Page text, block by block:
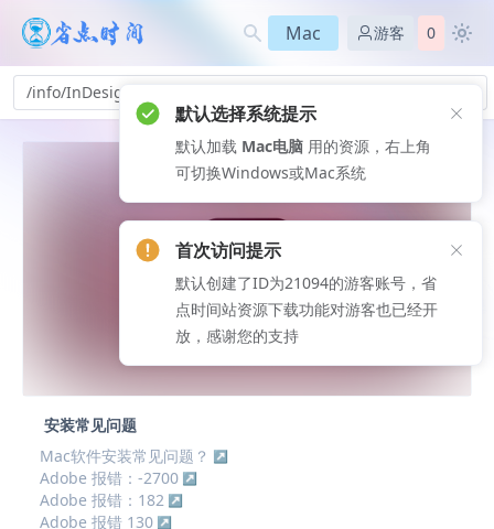
Mac 游客 0
/info/InDesign-y6_102
安装常见问题
Mac软件安装常见问题？
Adobe 报错：-2700
Adobe 报错：182
Adobe 报错 130
默认选择系统提示
默认加载 Mac电脑 用的资源，右上角
可切换Windows或Mac系统
首次访问提示
默认创建了ID为21094的游客账号，省
点时间站资源下载功能对游客也已经开
放，感谢您的支持